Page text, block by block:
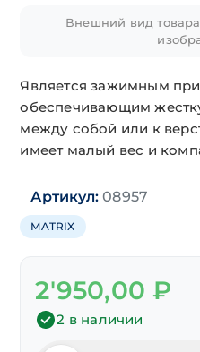
Внешний вид
Является зажимным
обеспечивающим
между собой или к
имеет малый вес и
Артикул: 08957
MATRIX
2'950,00₽
2 в наличии